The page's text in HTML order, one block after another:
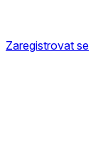
Zaregistrovat se